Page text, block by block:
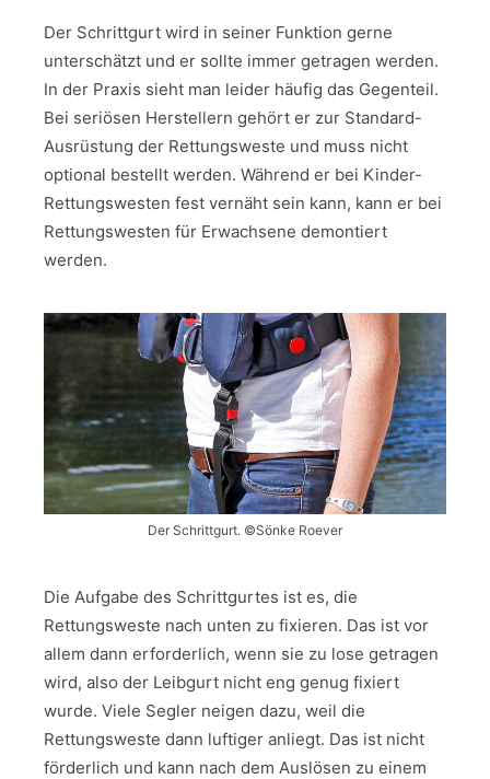
Der Schrittgurt wird in seiner Funktion gerne
unterschätzt und er sollte immer getragen werden.
In der Praxis sieht man leider häufig das Gegenteil.
Bei seriösen Herstellern gehört er zur Standard-
Ausrüstung der Rettungsweste und muss nicht
optional bestellt werden. Während er bei Kinder-
Rettungswesten fest vernäht sein kann, kann er bei
Rettungswesten für Erwachsene demontiert
werden.
Der Schrittgurt. ©Sönke Roever
Die Aufgabe des Schrittgurtes ist es, die
Rettungsweste nach unten zu fixieren. Das ist vor
allem dann erforderlich, wenn sie zu lose getragen
wird, also der Leibgurt nicht eng genug fixiert
wurde. Viele Segler neigen dazu, weil die
Rettungsweste dann luftiger anliegt. Das ist nicht
förderlich und kann nach dem Auslösen zu einem